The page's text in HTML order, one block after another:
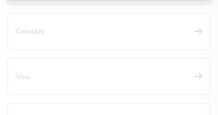
Čokolády
Vína